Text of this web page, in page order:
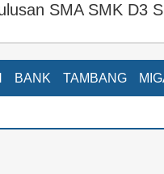
SMA SMK D3
BANK TAMBANG